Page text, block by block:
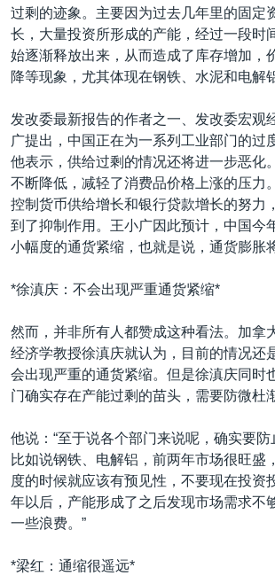
重要讲话与声明
台海两岸关系
南中国海争端
关注新疆
GEN Z 看美国
其他语言网站
过剩的迹象。主要因为过去几年里的固定
长，大量投资所形成的产能，经过一段时
始逐渐释放出来，从而造成了库存增加，
降等现象，尤其体现在钢铁、水泥和电解
发改委最新报告的作者之一、发改委宏观
广提出，中国正在为一系列工业部门的过
他表示，供给过剩的情况还将进一步恶化
不断降低，减轻了消费品价格上涨的压力
控制货币供给增长和银行贷款增长的努力
到了抑制作用。王小广因此预计，中国今
小幅度的通货紧缩，也就是说，通货膨胀
*徐滇庆：不会出现严重通货紧缩*
然而，并非所有人都赞成这种看法。加拿
经济学教授徐滇庆就认为，目前的情况还
会出现严重的通货紧缩。但是徐滇庆同时
门确实存在产能过剩的苗头，需要防微杜
他说：“至于说各个部门来说呢，确实要防
比如说钢铁、电解铝，前两年市场很旺盛
度的时候就应该有预见性，不要现在投资
年以后，产能形成了之后发现市场需求不
一些浪费。”
*梁红：通缩很遥远*